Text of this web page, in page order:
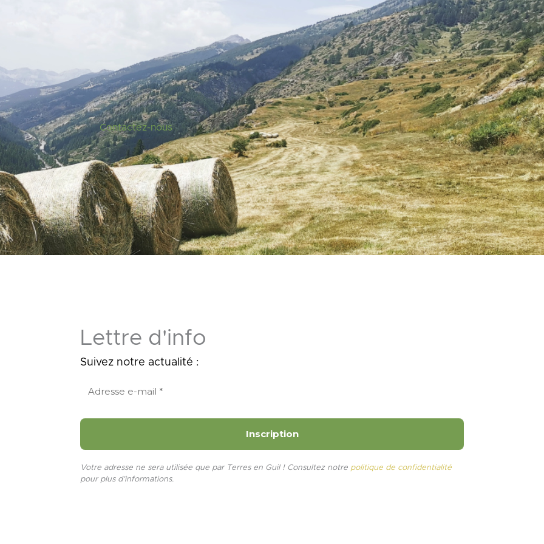
Contactez-nous
Lettre d'info
Suivez notre actualité :
Votre adresse ne sera utilisée que par Terres en Guil ! Consultez notre politique de confidentialité
pour plus d’informations.